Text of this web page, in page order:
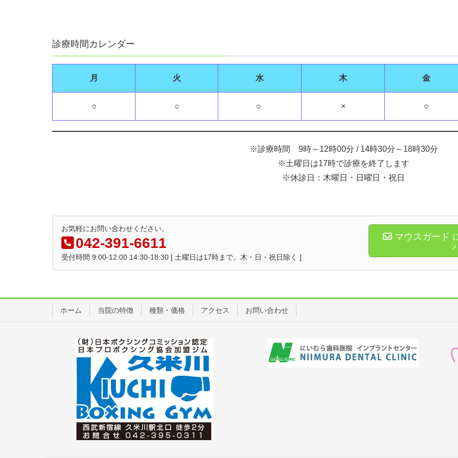
診療時間カレンダー
月 火 水 木 金
○ ○ ○ × ○
※診療時間 9時～12時00分 / 14時30分～18時30分
※土曜日は17時で診療を終了します
※休診日：木曜日・日曜日・祝日
お気軽にお問い合わせください。
042-391-6611
受付時間 9:00-12:00 14:30-18:30 [ 土曜日は17時まで。木・日・祝日除く ]
マウスガード
ホーム 当院の特徴 種類・価格 アクセス お問い合わせ